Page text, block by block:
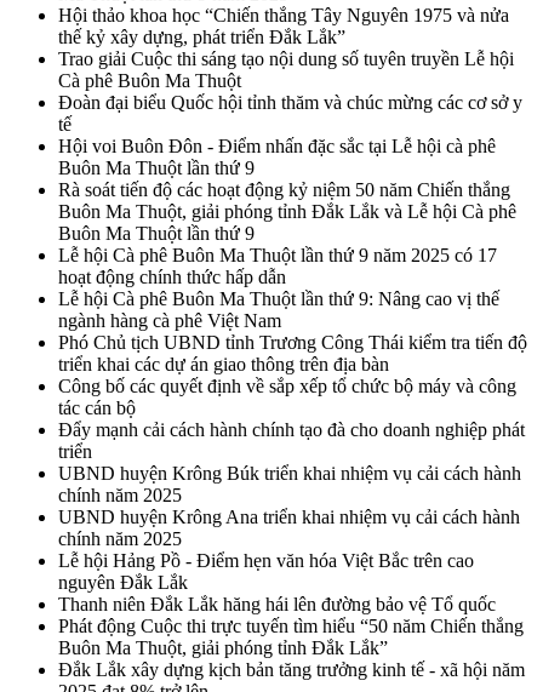
Hội thảo khoa học “Chiến thắng Tây Nguyên 1975 và nửa
thế kỷ xây dựng, phát triển Đắk Lắk”
Trao giải Cuộc thi sáng tạo nội dung số tuyên truyền Lễ hội
Cà phê Buôn Ma Thuột
Đoàn đại biểu Quốc hội tỉnh thăm và chúc mừng các cơ sở y
tế
Hội voi Buôn Đôn - Điểm nhấn đặc sắc tại Lễ hội cà phê
Buôn Ma Thuột lần thứ 9
Rà soát tiến độ các hoạt động kỷ niệm 50 năm Chiến thắng
Buôn Ma Thuột, giải phóng tỉnh Đắk Lắk và Lễ hội Cà phê
Buôn Ma Thuột lần thứ 9
Lễ hội Cà phê Buôn Ma Thuột lần thứ 9 năm 2025 có 17
hoạt động chính thức hấp dẫn
Lễ hội Cà phê Buôn Ma Thuột lần thứ 9: Nâng cao vị thế
ngành hàng cà phê Việt Nam
Phó Chủ tịch UBND tỉnh Trương Công Thái kiểm tra tiến độ
triển khai các dự án giao thông trên địa bàn
Công bố các quyết định về sắp xếp tổ chức bộ máy và công
tác cán bộ
Đẩy mạnh cải cách hành chính tạo đà cho doanh nghiệp phát
triển
UBND huyện Krông Búk triển khai nhiệm vụ cải cách hành
chính năm 2025
UBND huyện Krông Ana triển khai nhiệm vụ cải cách hành
chính năm 2025
Lễ hội Hảng Pồ - Điểm hẹn văn hóa Việt Bắc trên cao
nguyên Đắk Lắk
Thanh niên Đắk Lắk hăng hái lên đường bảo vệ Tổ quốc
Phát động Cuộc thi trực tuyến tìm hiểu “50 năm Chiến thắng
Buôn Ma Thuột, giải phóng tỉnh Đắk Lắk”
Đắk Lắk xây dựng kịch bản tăng trưởng kinh tế - xã hội năm